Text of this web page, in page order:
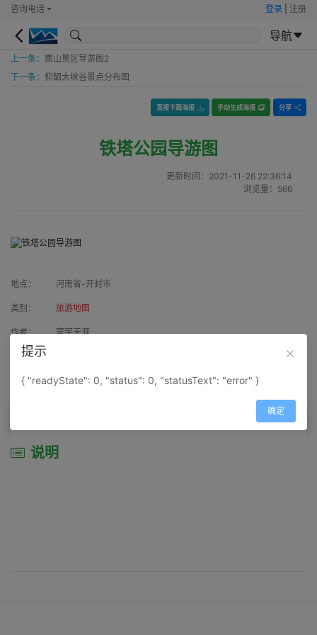
咨询电话 登录 注册
导航
上一条： 嵩山景区导游图2
下一条： 仰韶大峡谷景点分布图
直接下载海报 手动生成海报 分享
铁塔公园导游图
更新时间： 2021-11-26 22:36:14
浏览量： 566
地点： 河南省-开封市
类别： 旅游地图
作者： 寰宇天涯
来源：
属性： 地图属性： 地图类型-景区导游图
说明
提示
{ "readyState": 0, "status": 0, "statusText": "error" }
确定